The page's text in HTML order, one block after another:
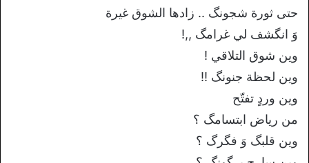
حتى ثورة شجونگ .. زادها الشوق غيرة
وَ انگشف لي غرامگ ,,!
وين شوق التلاقي !
وين لحظة جنونگ !!
وين وردٍ تفتّح
من رياض ابتسامگ ؟
وين قلبگ وَ فگرگ ؟